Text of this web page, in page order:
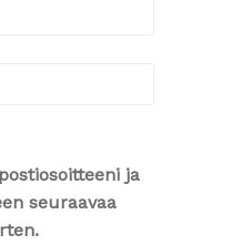
ja
seuraavaa